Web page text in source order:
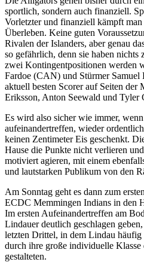
sportlich, sondern auch finanziell.
Vorletzter und finanziell kämpft
Überleben. Keine guten
Rivalen der Islanders, aber genau
so gefährlich, denn sie haben
zwei Kontingentpositionen werden
Fardoe (CAN) und Stürmer Samuel
aktuell besten Scorer auf Seiten der
Eriksson, Anton Seewald und Tyler
Es wird also sicher wie immer,
aufeinandertreffen, wieder
keinen Zentimeter Eis geschenkt.
Hause die Punkte nicht verlieren
motiviert agieren, mit einem
und lautstarken Publikum von den
Am Sonntag geht es dann zum
ECDC Memmingen Indians in den
Im ersten Aufeinandertreffen am
Lindauer deutlich geschlagen
letzten Drittel, in dem Lindau häufig
durch ihre große individuelle Klasse
gestalteten.